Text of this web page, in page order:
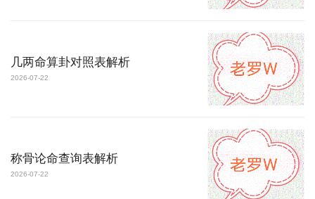
几两命算卦对照表解析
2026-07-22
称骨论命查询表解析
2026-07-22